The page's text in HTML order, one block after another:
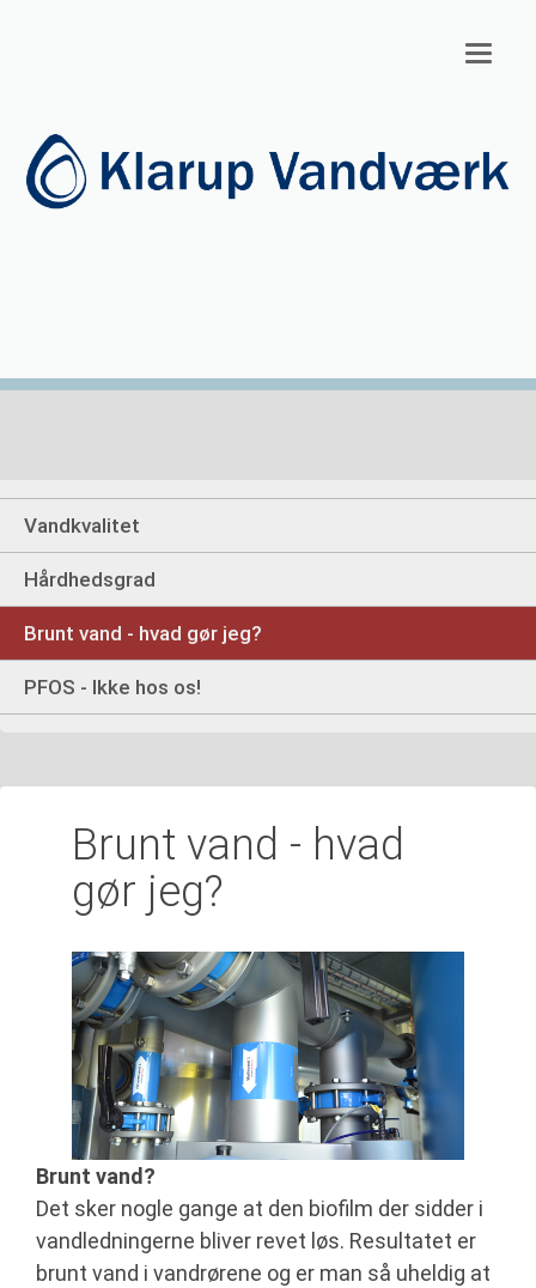
Vandkvalitet
Hårdhedsgrad
Brunt vand - hvad gør jeg?
PFOS - Ikke hos os!
Brunt vand - hvad
gør jeg?
Brunt vand?
Det sker nogle gange at den biofilm der sidder i
vandledningerne bliver revet løs. Resultatet er
brunt vand i vandrørene og er man så uheldig at